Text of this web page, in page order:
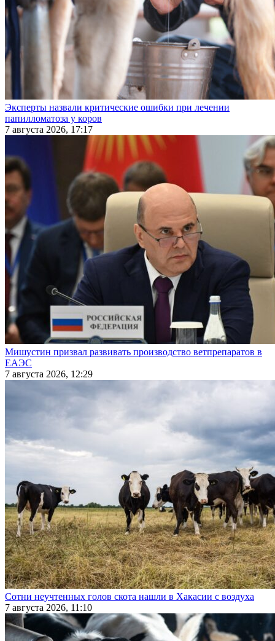
Эксперты назвали критические ошибки при лечении
папилломатоза у коров
7 августа 2026, 17:17
Мишустин призвал развивать производство ветпрепаратов в
ЕАЭС
7 августа 2026, 12:29
Сотни неучтенных голов скота нашли в Хакасии с воздуха
7 августа 2026, 11:10